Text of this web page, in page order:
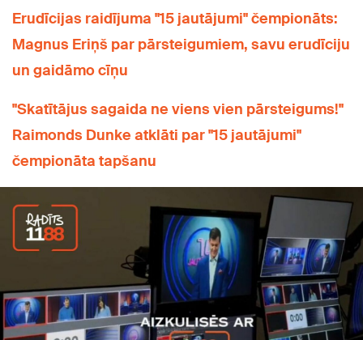
Erudīcijas raidījuma "15 jautājumi" čempionāts:
Magnus Eriņš par pārsteigumiem, savu erudīciju
un gaidāmo cīņu
"Skatītājus sagaida ne viens vien pārsteigums!"
Raimonds Dunke atklāti par "15 jautājumi"
čempionāta tapšanu